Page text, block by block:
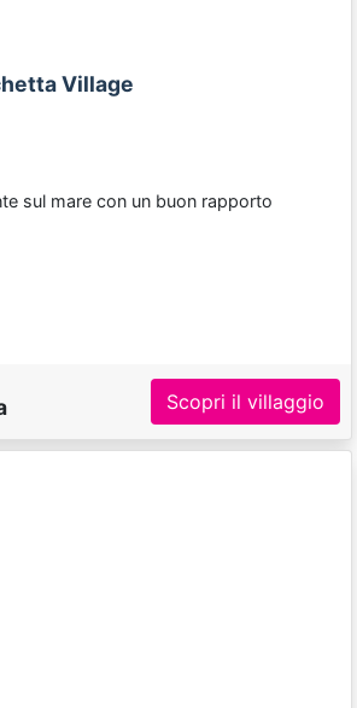
Village
sul mare con un buon rapporto
Scopri il villaggio